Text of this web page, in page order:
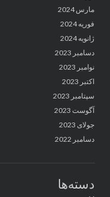
مارس 2024
فوریه 2024
ژانویه 2024
دسامبر 2023
نوامبر 2023
اکتبر 2023
سپتامبر 2023
آگوست 2023
جولای 2023
دسامبر 2022
دسته‌ها